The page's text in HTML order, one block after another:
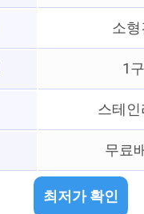
소형
1구
스테
무료
최저가 확인